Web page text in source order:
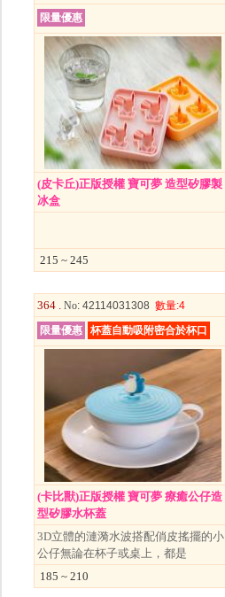
限量優惠
(皮卡丘)正版授權 寶可夢 造型矽膠製
冰盒
215 ~ 245
364 . No: 42114031308 數量:4
限量優惠
杯蓋自動吸附密合於杯口
(卡比獸)正版授權 寶可夢 療癒公仔造
型矽膠水杯蓋
3D立體的漣漪水波搭配俏皮搖擺的小
公仔無論在杯子或桌上，都是
185 ~ 210